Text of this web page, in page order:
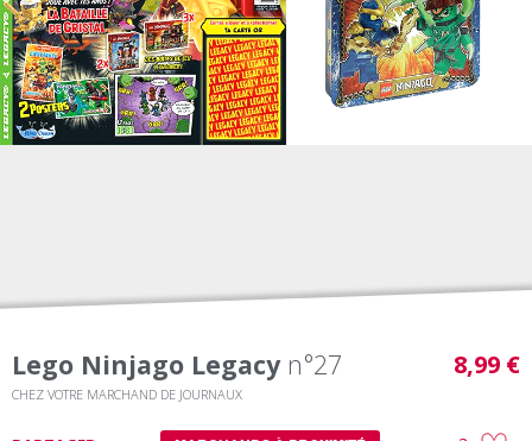
Lego Ninjago Legacy n°27
CHEZ VOTRE MARCHAND DE JOURNAUX
8,99 €